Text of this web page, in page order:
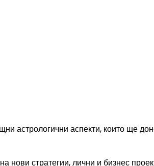
астрологични аспекти, които ще
нови стратегии, лични и бизнес